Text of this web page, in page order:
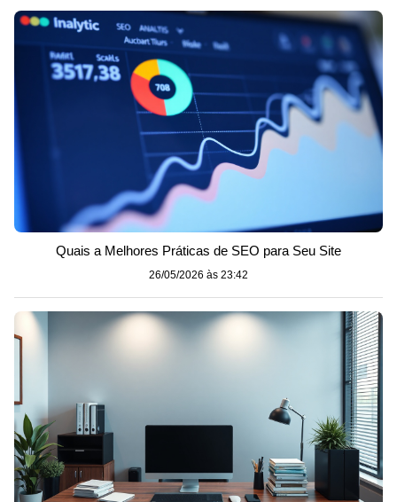
Quais a Melhores Práticas de SEO para Seu Site
26/05/2026 às 23:42